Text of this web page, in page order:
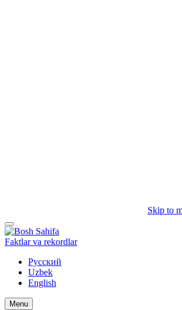
Skip to
Faktlar va rekordlar
Русский
Uzbek
English
Menu